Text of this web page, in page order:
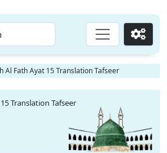
Go
Al Fath Ayat 15 Translation Tafseer
Translation Tafseer